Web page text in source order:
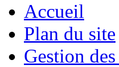
Accueil
Plan du site
Gestion